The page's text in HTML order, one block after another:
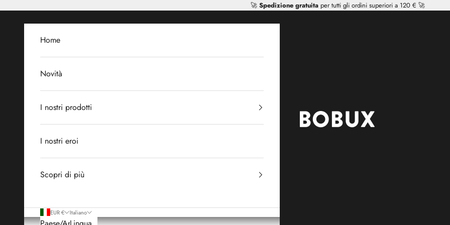
🚀 Spedizione gratuitaper tutti gli ordini superiori a 120 € 🚀
Mr Tiggle - Distributor
Home
Novità
I nostri prodotti
I nostri eroi
Scopri di più
EUR € Italiano